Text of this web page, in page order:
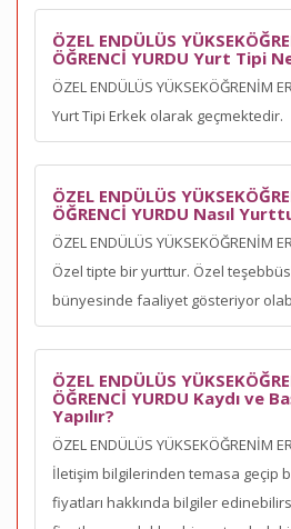
ÖZEL ENDÜLÜS
ÖĞRENCİ YURDU Yurt Tipi
ÖZEL ENDÜLÜS YÜKSEKÖĞRENİM
Yurt Tipi Erkek olarak geçmektedir.
ÖZEL ENDÜLÜS
ÖĞRENCİ YURDU Nasıl
ÖZEL ENDÜLÜS YÜKSEKÖĞRENİM
Özel tipte bir yurttur. Özel
bünyesinde faaliyet gösteriyor
ÖZEL ENDÜLÜS
ÖĞRENCİ YURDU Kaydı ve
Yapılır?
ÖZEL ENDÜLÜS YÜKSEKÖĞRENİM
İletişim bilgilerinden temasa geçip
fiyatları hakkında bilgiler